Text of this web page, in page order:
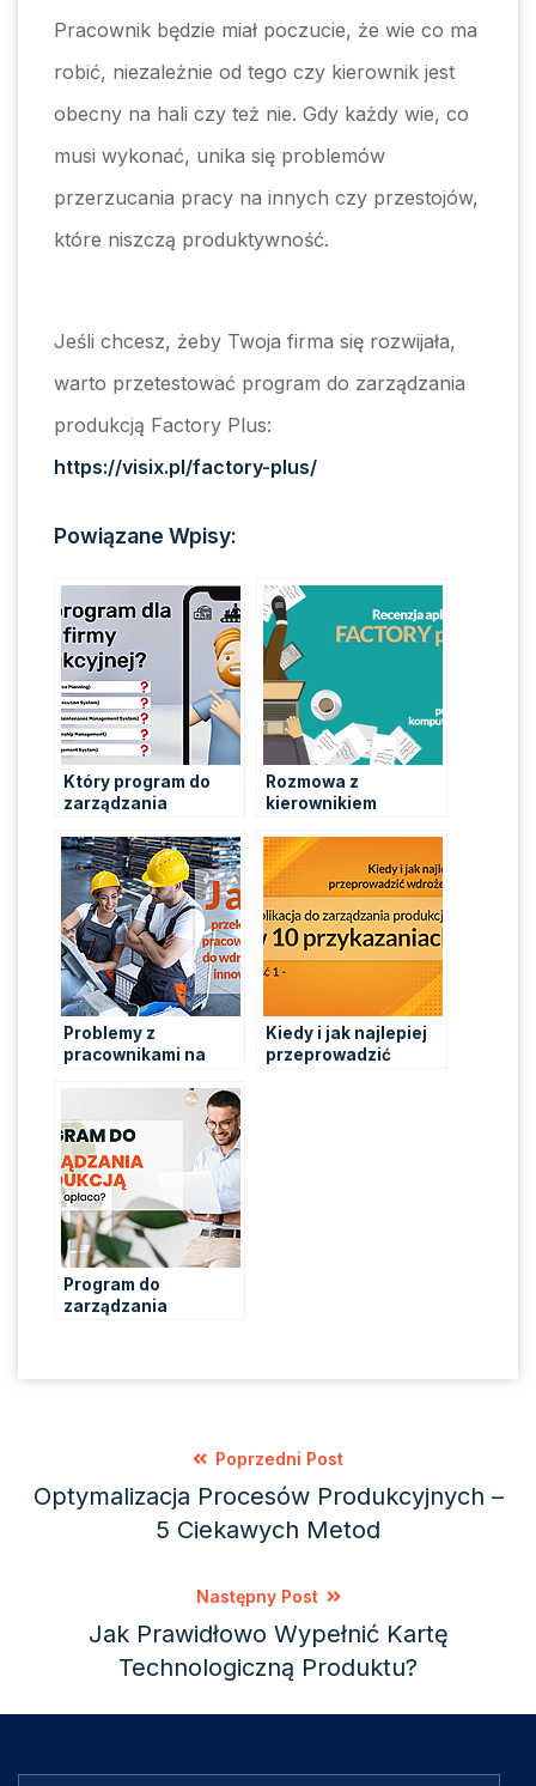
Pracownik będzie miał poczucie, że wie co ma
robić, niezależnie od tego czy kierownik jest
obecny na hali czy też nie. Gdy każdy wie, co
musi wykonać, unika się problemów
przerzucania pracy na innych czy przestojów,
które niszczą produktywność.
Jeśli chcesz, żeby Twoja firma się rozwijała,
warto przetestować program do zarządzania
produkcją Factory Plus:
https://visix.pl/factory-plus/
Powiązane Wpisy:
Który program do
zarządzania
małej firmy
produkcyjnej?
Rozmowa z
kierownikiem
Mateuszem Królem i
recenzja aplikacji
FACTORY plus w 10
punktach
Problemy z
pracownikami na
pracowników do
wdrożenia
innowacji?
Kiedy i jak najlepiej
przeprowadzić
Program do
zarządzania
Poprzedni Post
Optymalizacja Procesów Produkcyjnych –
5 Ciekawych Metod
Następny Post
Jak Prawidłowo Wypełnić Kartę
Technologiczną Produktu?